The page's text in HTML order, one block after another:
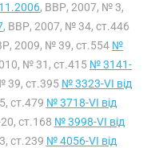
, ВВР, 2007, № 3,
, ВВР, 2007, № 34, ст.446
2009, № 39, ст.554 №
№ 31, ст.415 № 3141-
39, ст.395 № 3323-VI від
ст.479 № 3718-VI від
ст.168 № 3998-VI від
ст.239 № 4056-VI від